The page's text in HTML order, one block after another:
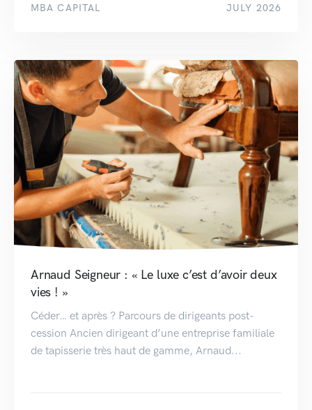
MBA CAPITAL JULY 2026
Arnaud Seigneur : « Le luxe c’est d’avoir deux
vies ! »
Céder… et après ? Parcours de dirigeants post-
cession Ancien dirigeant d’une entreprise familiale
de tapisserie très haut de gamme, Arnaud...